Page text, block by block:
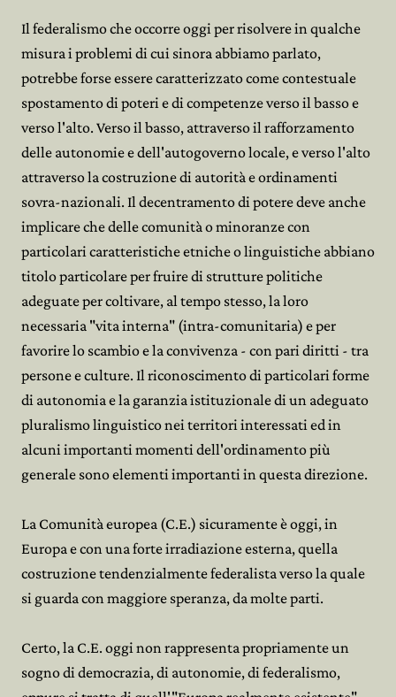
Il federalismo che occorre oggi per risolvere in qualche
misura i problemi di cui sinora abbiamo parlato,
potrebbe forse essere caratterizzato come contestuale
spostamento di poteri e di competenze verso il basso e
verso l'alto. Verso il basso, attraverso il rafforzamento
delle autonomie e dell'autogoverno locale, e verso l'alto
attraverso la costruzione di autorità e ordinamenti
sovra-nazionali. Il decentramento di potere deve anche
implicare che delle comunità o minoranze con
particolari caratteristiche etniche o linguistiche abbiano
titolo particolare per fruire di strutture politiche
adeguate per coltivare, al tempo stesso, la loro
necessaria "vita interna" (intra-comunitaria) e per
favorire lo scambio e la convivenza - con pari diritti - tra
persone e culture. Il riconoscimento di particolari forme
di autonomia e la garanzia istituzionale di un adeguato
pluralismo linguistico nei territori interessati ed in
alcuni importanti momenti dell'ordinamento più
generale sono elementi importanti in questa direzione.
La Comunità europea (C.E.) sicuramente è oggi, in
Europa e con una forte irradiazione esterna, quella
costruzione tendenzialmente federalista verso la quale
si guarda con maggiore speranza, da molte parti.
Certo, la C.E. oggi non rappresenta propriamente un
sogno di democrazia, di autonomie, di federalismo,